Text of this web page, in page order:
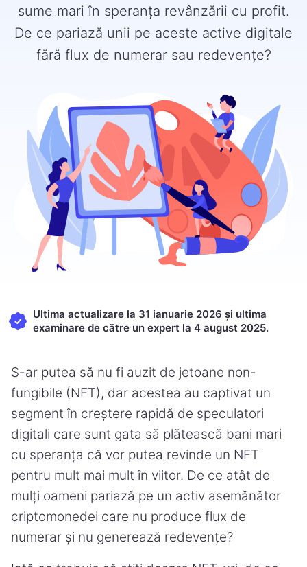
sume mari în speranța revânzării cu profit.
De ce pariază unii pe aceste active digitale
fără flux de numerar sau redevențe?
Ultima actualizare la 31 ianuarie 2026 și ultima
examinare de către un expert la 4 august 2025.
S-ar putea să nu fi auzit de jetoane non-
fungibile (NFT), dar acestea au captivat un
segment în creștere rapidă de speculatori
digitali care sunt gata să plătească bani mari
cu speranța că vor putea revinde un NFT
pentru mult mai mult în viitor. De ce atât de
mulți oameni pariază pe un activ asemănător
criptomonedei care nu produce flux de
numerar și nu generează redevențe?